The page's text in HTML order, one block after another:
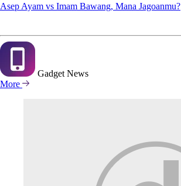
Asep Ayam vs Imam Bawang, Mana Jagoanmu?
Gadget News
More